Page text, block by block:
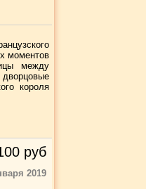
моментов
между
короля
руб
2019